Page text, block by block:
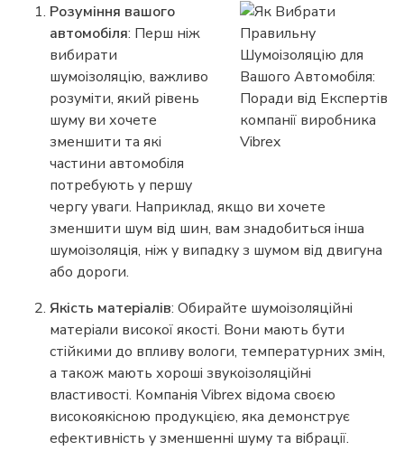
Розпродаж
Контакти
Оплата та доставка
Корисна інформація
Premium line
Супутні товари
Розуміння вашого
автомобіля: Перш ніж
вибирати
шумоізоляцію, важливо
розуміти, який рівень
шуму ви хочете
зменшити та які
частини автомобіля
потребують у першу
чергу уваги. Наприклад, якщо ви хочете
зменшити шум від шин, вам знадобиться інша
шумоізоляція, ніж у випадку з шумом від двигуна
або дороги.
Якість матеріалів: Обирайте шумоізоляційні
матеріали високої якості. Вони мають бути
стійкими до впливу вологи, температурних змін,
а також мають хороші звукоізоляційні
властивості. Компанія Vibrex відома своєю
високоякісною продукцією, яка демонструє
ефективність у зменшенні шуму та вібрації.